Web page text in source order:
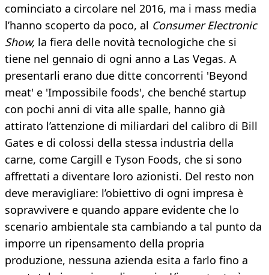
cominciato a circolare nel 2016, ma i mass media
l’hanno scoperto da poco, al Consumer Electronic
Show, la fiera delle novità tecnologiche che si
tiene nel gennaio di ogni anno a Las Vegas. A
presentarli erano due ditte concorrenti 'Beyond
meat' e 'Impossibile foods', che benché startup
con pochi anni di vita alle spalle, hanno già
attirato l’attenzione di miliardari del calibro di Bill
Gates e di colossi della stessa industria della
carne, come Cargill e Tyson Foods, che si sono
affrettati a diventare loro azionisti. Del resto non
deve meravigliare: l’obiettivo di ogni impresa è
sopravvivere e quando appare evidente che lo
scenario ambientale sta cambiando a tal punto da
imporre un ripensamento della propria
produzione, nessuna azienda esita a farlo fino a